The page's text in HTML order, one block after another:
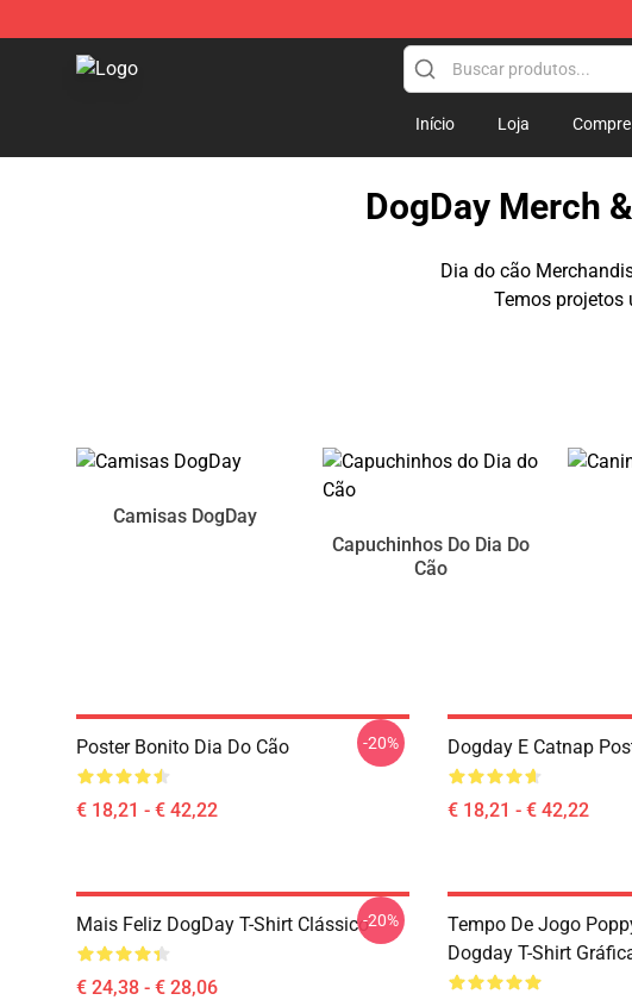
DogDay Store - Official DogDay Merchandise Shop
Início Loja
DogDay Merch
Dia do cão
Temos projetos
Camisas DogDay
Capuchinhos Do Dia Do
Cão
Poster Bonito Dia Do Cão
€ 18,21 - € 42,22
-20% Dogday E Catnap
€ 18,21 - € 42,22
Mais Feliz DogDay T-Shirt Clássico
€ 24,38 - € 28,06
-20%
Tempo De Jogo
Dogday T-Shirt